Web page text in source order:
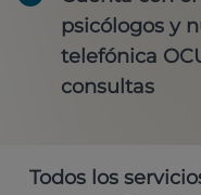
psicólogos y
telefónica
consultas
Todos los